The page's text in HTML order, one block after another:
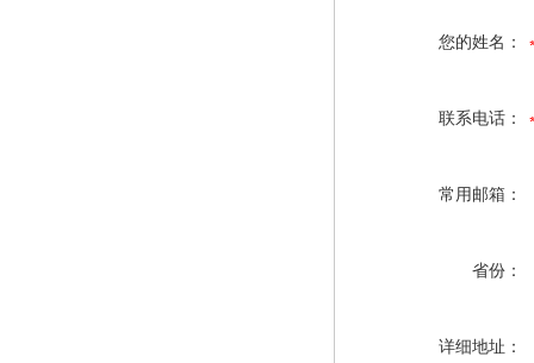
您的姓名：
联系电话：
常用邮箱：
省份：
详细地址：